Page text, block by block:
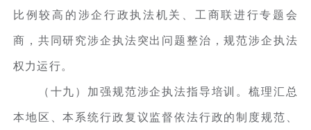
比例较高的涉企行政执法机关、工商联进行专题会
商，共同研究涉企执法突出问题整治，规范涉企执法
权力运行。
（十九）加强规范涉企执法指导培训。梳理汇总
本地区、本系统行政复议监督依法行政的制度规范、